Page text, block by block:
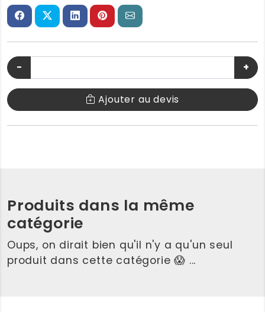
− +
Ajouter au devis
Produits dans la même
catégorie
Oups, on dirait bien qu'il n'y a qu'un seul
produit dans cette catégorie 😱 ...